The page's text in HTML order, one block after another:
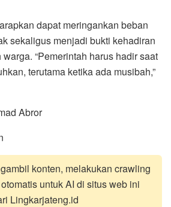
dapat meringankan beban
sekaligus menjadi bukti kehadiran
“Pemerintah harus hadir saat
terutama ketika ada musibah,”
Abror
konten, melakukan crawling
untuk AI di situs web ini
Lingkarjateng.id